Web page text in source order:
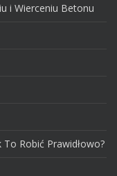
i Wierceniu Betonu
Robić Prawidłowo?